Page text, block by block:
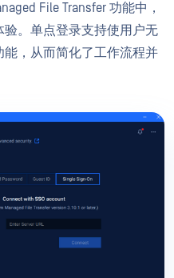
File Transfer 功能中，
。单点登录支持使用户无
，从而简化了工作流程并